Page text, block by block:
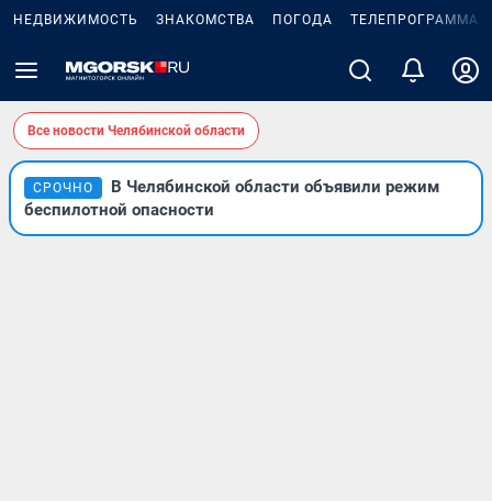
НЕДВИЖИМОСТЬ ЗНАКОМСТВА ПОГОДА ТЕЛЕПРОГРАММА
Все новости Челябинской области
СРОЧНО
В Челябинской области объявили режим
беспилотной опасности